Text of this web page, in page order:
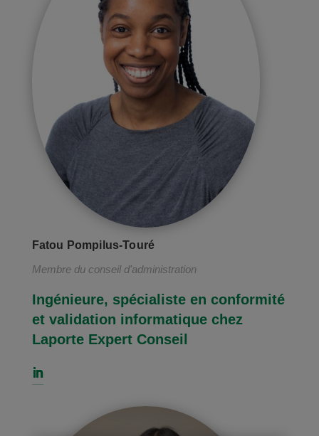
Fatou Pompilus-Touré
Membre du conseil d'administration
Ingénieure, spécialiste en conformité
et validation informatique chez
Laporte Expert Conseil